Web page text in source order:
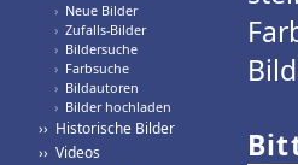
› Neue Bilder
› Zufalls-Bilder
› Bildersuche
› Farbsuche
› Bildautoren
› Bilder hochladen
›› Historische Bilder
›› Videos